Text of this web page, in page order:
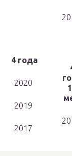
4 года
2020
2019
2017